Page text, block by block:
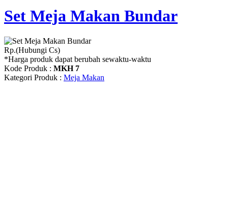
Set Meja Makan Bundar
Rp.(Hubungi Cs)
*Harga produk dapat berubah sewaktu-waktu
Kode Produk : MKH 7
Kategori Produk : Meja Makan